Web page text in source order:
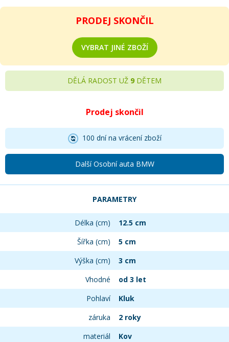
PRODEJ SKONČIL
VYBRAT JINÉ ZBOŽÍ
DĚLÁ RADOST UŽ 9 DĚTEM
Prodej skončil
100 dní na vrácení zboží
Další Osobní auta BMW
PARAMETRY
Délka (cm)
12.5 cm
Šířka (cm)
5 cm
Výška (cm)
3 cm
Vhodné
od 3 let
Pohlaví
Kluk
záruka
2 roky
materiál
Kov